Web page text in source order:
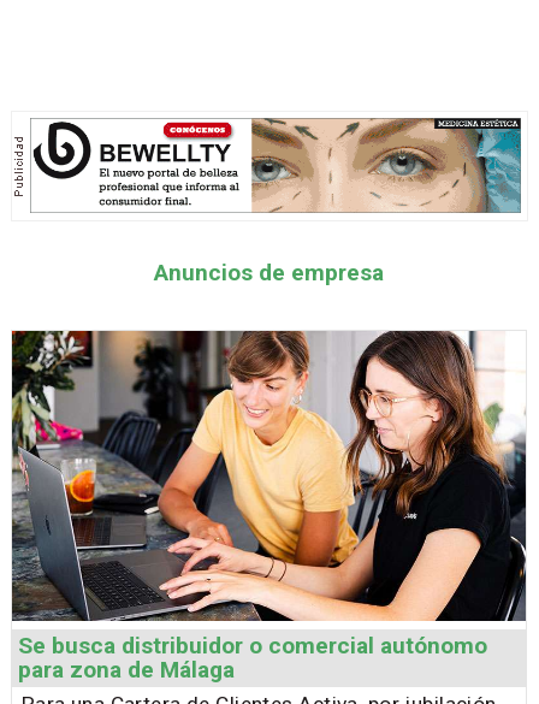
Anuncios de empresa
Se busca distribuidor o comercial autónomo
para zona de Málaga